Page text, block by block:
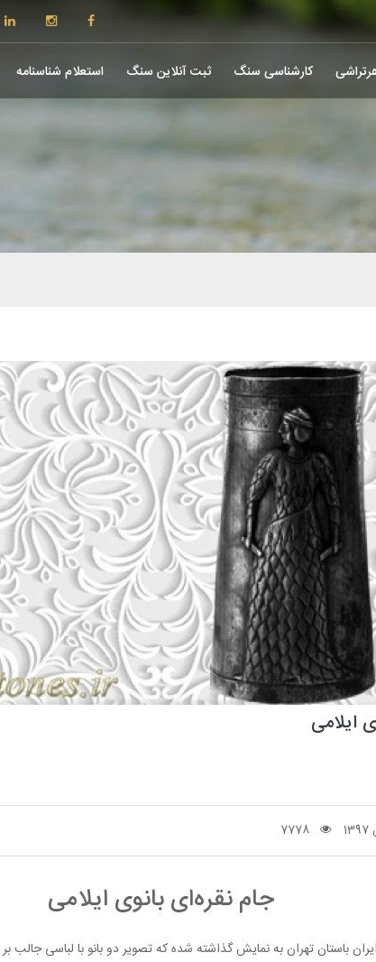
کارشناسی سنگ ثبت آنلاین سنگ استعلام شناسنامه
ایلامی
7778
جام نقره‌ای بانوی ایلامی
باستان تهران به نمایش گذاشته شده که تصویر دو بانو با لباسی